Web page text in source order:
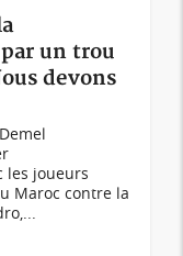
un trou
devons
les joueurs
Maroc contre la